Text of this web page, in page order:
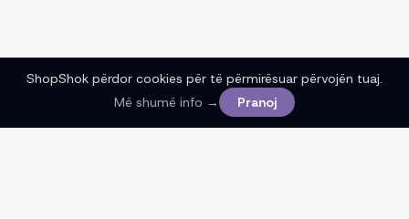
ShopShok përdor cookies për të përmirësuar përvojën tuaj.
Më shumë info →
Pranoj